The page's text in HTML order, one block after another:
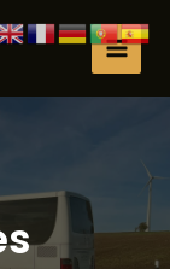
MAIN